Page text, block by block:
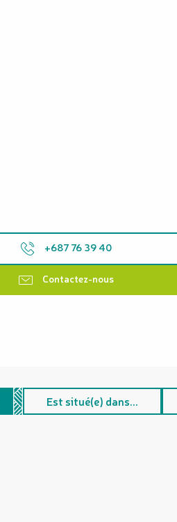
+687 76 39 40
Contactez-nous
Est situé(e) dans...